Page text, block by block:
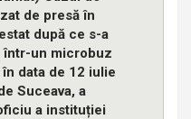
de presă în
după ce s-a
într-un microbuz
data de 12 iulie
Suceava, a
a instituției